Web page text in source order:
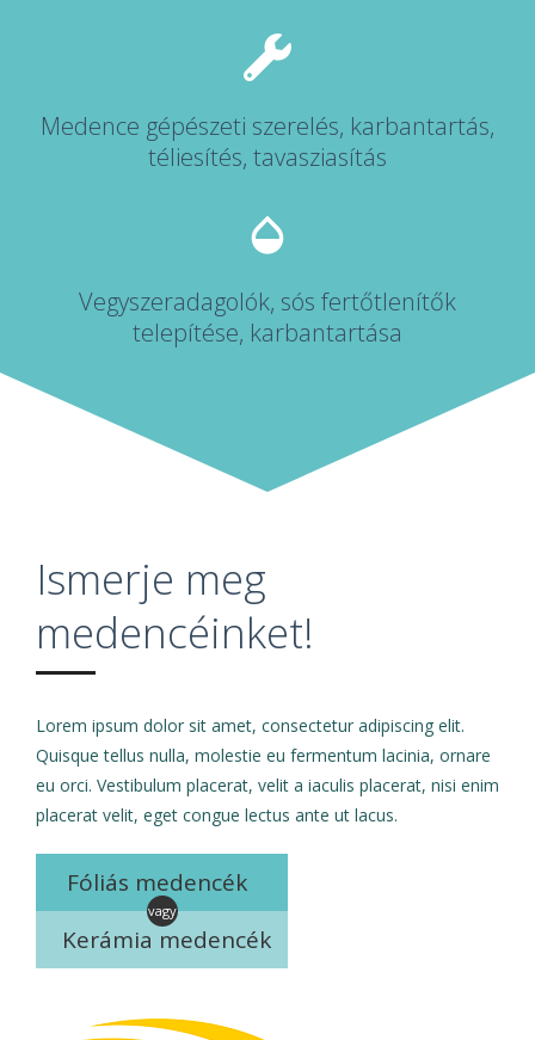
Medence gépészeti szerelés, karbantartás,
téliesítés, tavasziasítás
Vegyszeradagolók, sós fertőtlenítők
telepítése, karbantartása
Ismerje meg
medencéinket!
Lorem ipsum dolor sit amet, consectetur adipiscing elit.
Quisque tellus nulla, molestie eu fermentum lacinia, ornare
eu orci. Vestibulum placerat, velit a iaculis placerat, nisi enim
placerat velit, eget congue lectus ante ut lacus.
Fóliás medencék
vagy
Kerámia medencék